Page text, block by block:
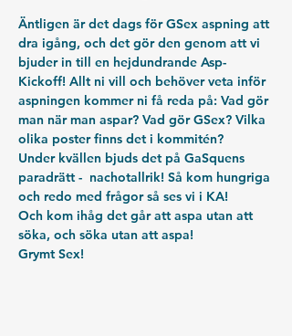
Äntligen är det dags för GSex aspning att
dra igång, och det gör den genom att vi
bjuder in till en hejdundrande Asp-
Kickoff! Allt ni vill och behöver veta inför
aspningen kommer ni få reda på: Vad gör
man när man aspar? Vad gör GSex? Vilka
olika poster finns det i kommitén?
Under kvällen bjuds det på GaSquens
paradrätt -  nachotallrik! Så kom hungriga
och redo med frågor så ses vi i KA!
Och kom ihåg det går att aspa utan att
söka, och söka utan att aspa!
Grymt Sex!